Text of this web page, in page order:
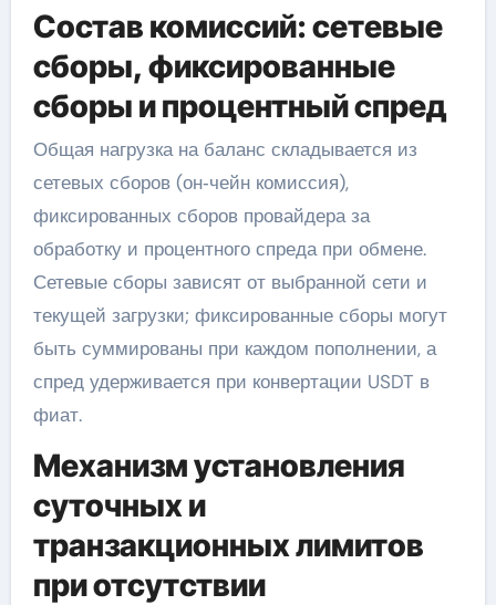
Состав комиссий: сетевые
сборы, фиксированные
сборы и процентный спред
Общая нагрузка на баланс складывается из
сетевых сборов (он‑чейн комиссия),
фиксированных сборов провайдера за
обработку и процентного спреда при обмене.
Сетевые сборы зависят от выбранной сети и
текущей загрузки; фиксированные сборы могут
быть суммированы при каждом пополнении, а
спред удерживается при конвертации USDT в
фиат.
Механизм установления
суточных и
транзакционных лимитов
при отсутствии